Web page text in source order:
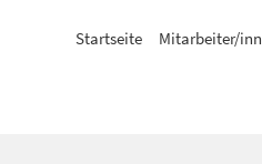
Startseite Mitarbeiter/